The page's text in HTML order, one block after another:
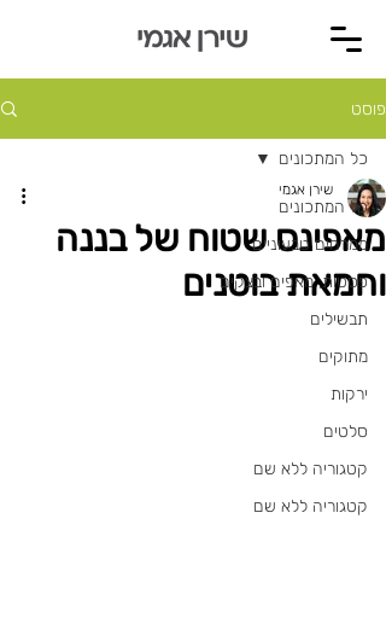
פוסט
כל המתכונים
ממרחים טבעוניים
פסטות, מאפים ובצקים
תבשילים
מתוקים
ירקות
סלטים
קטגוריה ללא שם
קטגוריה ללא שם
כל המתכונים
מאפינס שטוח של בננה
וחמאת בוטנים
שירן אגמי